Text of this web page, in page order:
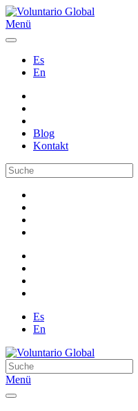
Menü
Es
En
Blog
Kontakt
Es
En
Menü